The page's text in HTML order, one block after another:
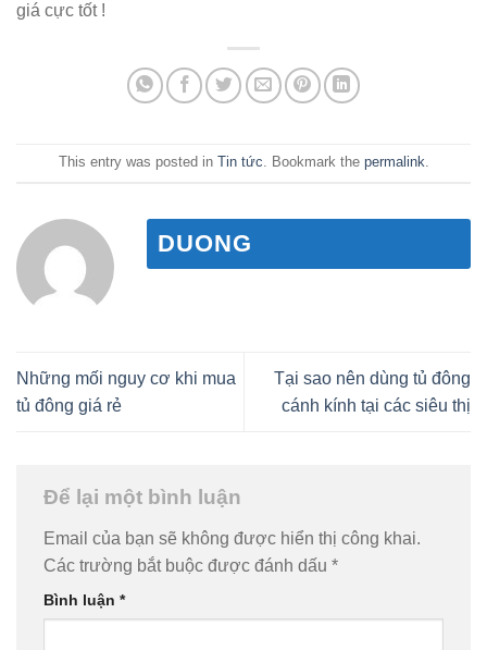
giá cực tốt !
This entry was posted in Tin tức. Bookmark the permalink.
DUONG
Những mối nguy cơ khi mua
tủ đông giá rẻ
Tại sao nên dùng tủ đông
cánh kính tại các siêu thị
Để lại một bình luận
Email của bạn sẽ không được hiển thị công khai.
Các trường bắt buộc được đánh dấu *
Bình luận *